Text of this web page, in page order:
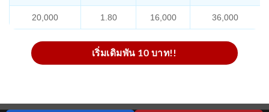
20,000 1.80 16,000 36,000
เริ่มเดิมพัน 10 บาท!!